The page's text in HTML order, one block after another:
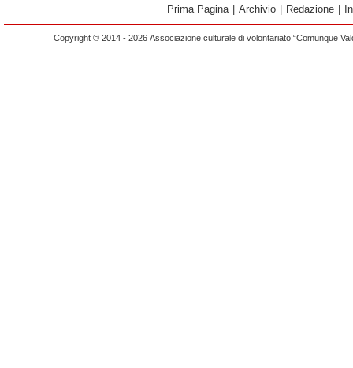
Prima Pagina Archivio Redazione
Copyright © 2014 - 2026 Associazione culturale di volontariato “Comunque